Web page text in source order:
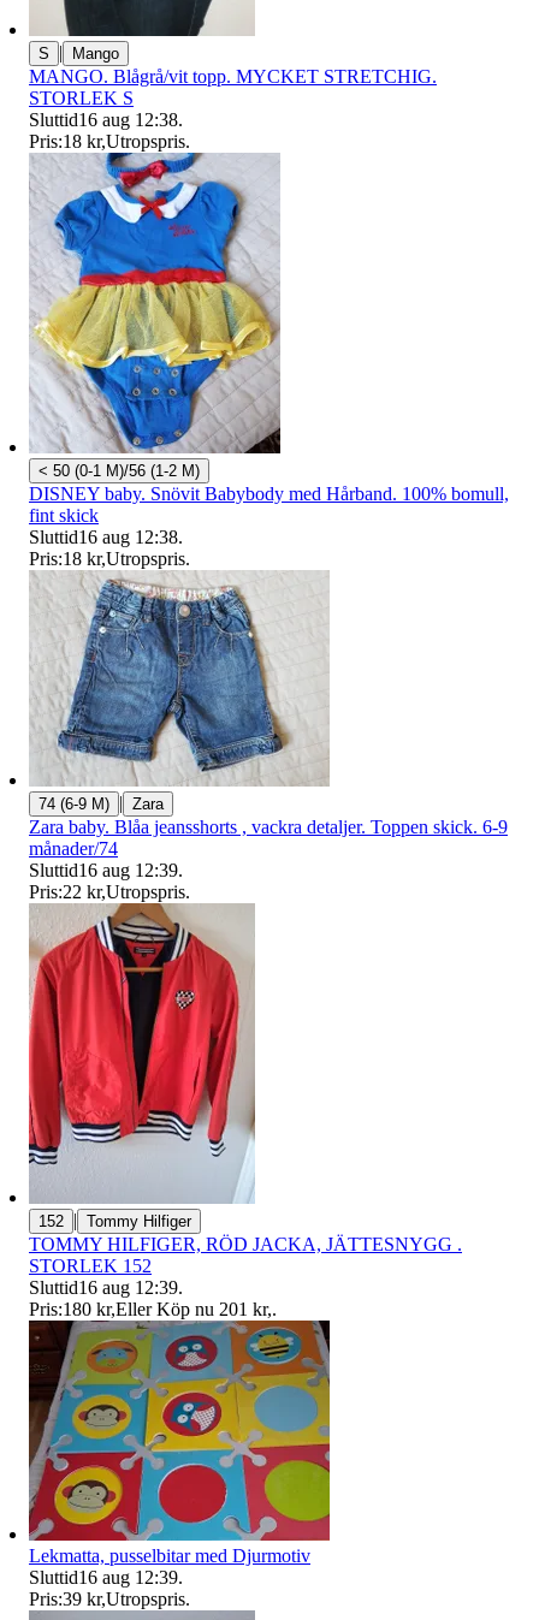
S | Mango
MANGO. Blågrå/vit topp. MYCKET STRETCHIG.
STORLEK S
Sluttid16 aug 12:38.
Pris:18 kr,Utropspris.
< 50 (0-1 M)/56 (1-2 M)
DISNEY baby. Snövit Babybody med Hårband. 100% bomull,
fint skick
Sluttid16 aug 12:38.
Pris:18 kr,Utropspris.
74 (6-9 M) | Zara
Zara baby. Blåa jeansshorts , vackra detaljer. Toppen skick. 6-9
månader/74
Sluttid16 aug 12:39.
Pris:22 kr,Utropspris.
152 | Tommy Hilfiger
TOMMY HILFIGER, RÖD JACKA, JÄTTESNYGG .
STORLEK 152
Sluttid16 aug 12:39.
Pris:180 kr,Eller Köp nu 201 kr,.
Lekmatta, pusselbitar med Djurmotiv
Sluttid16 aug 12:39.
Pris:39 kr,Utropspris.